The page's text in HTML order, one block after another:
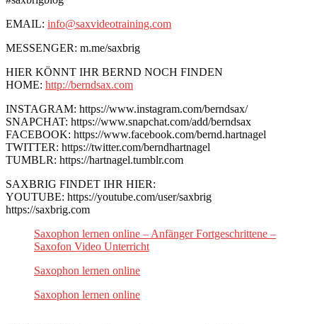
EMAIL: info@saxvideotraining.com
MESSENGER: m.me/saxbrig
HIER KÖNNT IHR BERND NOCH FINDEN
HOME: http://berndsax.com
INSTAGRAM: https://www.instagram.com/berndsax/
SNAPCHAT: https://www.snapchat.com/add/berndsax
FACEBOOK: https://www.facebook.com/bernd.hartnagel
TWITTER: https://twitter.com/berndhartnagel
TUMBLR: https://hartnagel.tumblr.com
SAXBRIG FINDET IHR HIER:
YOUTUBE: https://youtube.com/user/saxbrig
https://saxbrig.com
Saxophon lernen online – Anfänger Fortgeschrittene –
Saxofon Video Unterricht
Saxophon lernen online
Saxophon lernen online